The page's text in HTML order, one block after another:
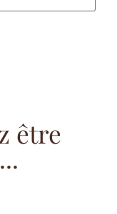
être